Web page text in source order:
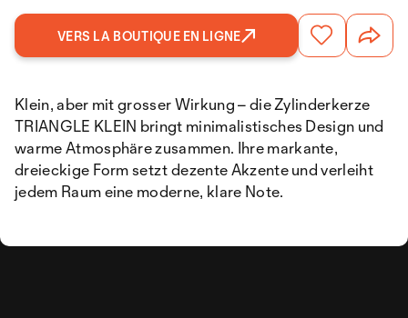
VERS LA BOUTIQUE EN LIGNE
Klein, aber mit grosser Wirkung – die Zylinderkerze
TRIANGLE KLEIN bringt minimalistisches Design und
warme Atmosphäre zusammen. Ihre markante,
dreieckige Form setzt dezente Akzente und verleiht
jedem Raum eine moderne, klare Note.